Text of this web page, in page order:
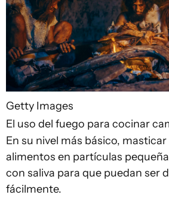
Getty Images
El uso del fuego para cocinar
En su nivel más básico,
alimentos en partículas
con saliva para que puedan ser
fácilmente.